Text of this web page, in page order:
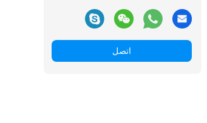
اتصل